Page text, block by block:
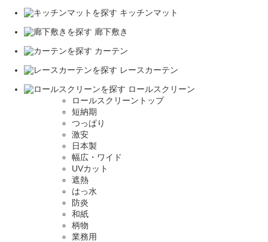
キッチンマット
廊下敷き
カーテン
レースカーテン
ロールスクリーン
ロールスクリーントップ
短納期
つっぱり
激安
日本製
幅広・ワイド
UVカット
遮熱
はっ水
防炎
和紙
柄物
業務用